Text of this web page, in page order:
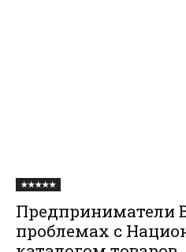
★★★★★
Предприниматели
проблемах с